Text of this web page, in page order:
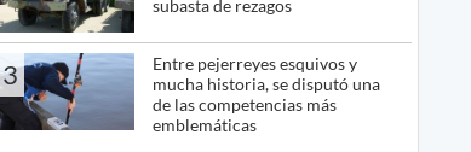
subasta de rezagos
3
Entre pejerreyes esquivos y
mucha historia, se disputó una
de las competencias más
emblemáticas